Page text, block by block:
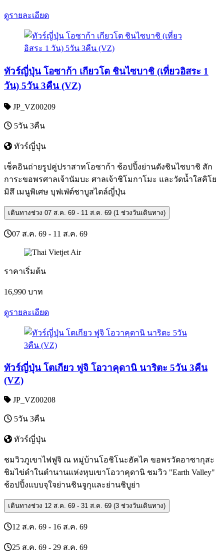
ดูรายละเอียด
ทัวร์ญี่ปุ่น โอซาก้า เกียวโต ชินไซบาชิ (เที่ยวอิสระ 1
วัน) 5วัน 3คืน (VZ)
JP_VZ00209
5วัน 3คืน
ทัวร์ญี่ปุ่น
เช็คอินถ่ายรูปคู่ปราสาทโอซาก้า ช้อปปิ้งย่านดังชินไซบาชิ สัก
การะขอพรศาลเจ้านัมบะ ศาลเจ้าชิโมกาโมะ และวัดน้ำใสคิโย
มิสึ เมนูพิเศษ บุฟเฟ่ต์ชาบูสไตล์ญี่ปุ่น
เดินทางช่วง 07 ส.ค. 69 - 11 ส.ค. 69 (1 ช่วงวันเดินทาง)
07 ส.ค. 69 - 11 ส.ค. 69
ราคาเริ่มต้น
16,990 บาท
ดูรายละเอียด
ทัวร์ญี่ปุ่น โตเกียว ฟูจิ โอวาคุดานิ นาริตะ 5วัน 3คืน
(VZ)
JP_VZ00208
5วัน 3คืน
ทัวร์ญี่ปุ่น
ชมวิวภูเขาไฟฟูจิ ณ หมู่บ้านโอชิโนะฮัคไค ขอพรวัดอาซากุสะ
ชิมไข่ดำในตำนานแห่งหุบเขาโอวาคุดานิ ชมวิว "Earth Valley"
ช้อปปิ้งแบบจุใจย่านชินจูกุและย่านชิบูย่า
เดินทางช่วง 12 ส.ค. 69 - 31 ส.ค. 69 (3 ช่วงวันเดินทาง)
12 ส.ค. 69 - 16 ส.ค. 69
25 ส.ค. 69 - 29 ส.ค. 69